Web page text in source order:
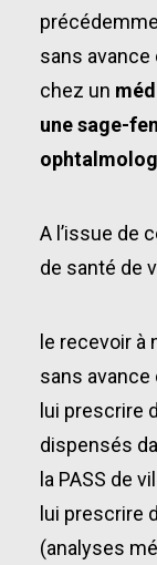
sans avance
chez un
une sage-
A l’issue de
de santé de
le recevoir
sans avance
lui prescrire
dispensés
la PASS de
lui prescrire
(analyses